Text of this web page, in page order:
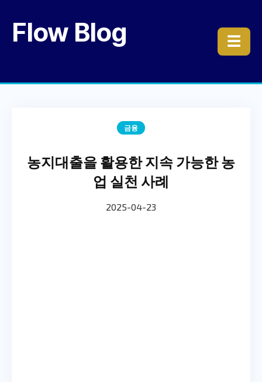
Flow Blog ☰
금융
농지대출을 활용한 지속 가능한 농
업 실천 사례
2025-04-23